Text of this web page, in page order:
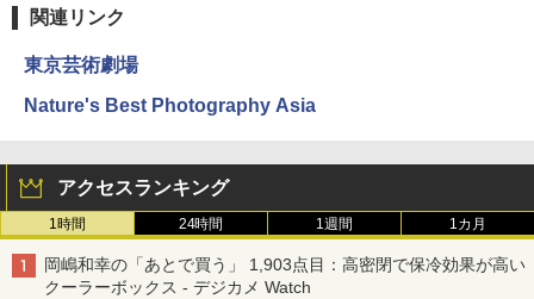
関連リンク
東京芸術劇場
Nature's Best Photography Asia
アクセスランキング
1時間 24時間 1週間 1カ月
岡嶋和幸の「あとで買う」 1,903点目：高密閉で保冷効果が高い
クーラーボックス - デジカメ Watch